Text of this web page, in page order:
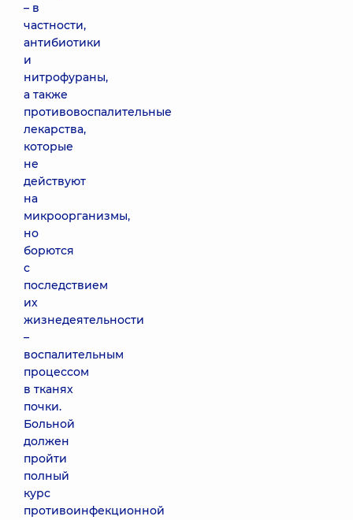
– в
частности,
антибиотики
и
нитрофураны,
а также
противовоспалительные
лекарства,
которые
не
действуют
на
микроорганизмы,
но
борются
с
последствием
их
жизнедеятельности
–
воспалительным
процессом
в тканях
почки.
Больной
должен
пройти
полный
курс
противоинфекционной